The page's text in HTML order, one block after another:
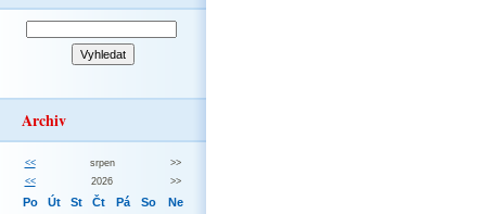
Archiv
<< srpen
>>
<<
2026 >>
Po Út St Čt Pá So Ne